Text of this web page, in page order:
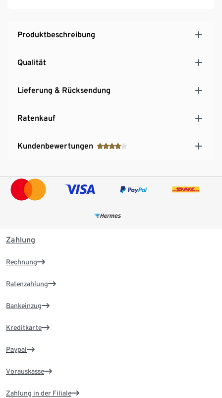
Auswaschbarer Metall-Fettfilter
Produktbeschreibung
Qualität
Lieferung & Rücksendung
Ratenkauf
Kundenbewertungen
Zahlung
Rechnung
Ratenzahlung
Bankeinzug
Kreditkarte
Paypal
Vorauskasse
Zahlung in der Filiale